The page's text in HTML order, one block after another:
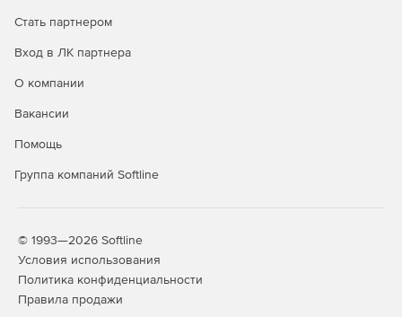
Стать партнером
Вход в ЛК партнера
О компании
Вакансии
Помощь
Группа компаний Softline
© 1993—2026 Softline
Условия использования
Политика конфиденциальности
Правила продажи